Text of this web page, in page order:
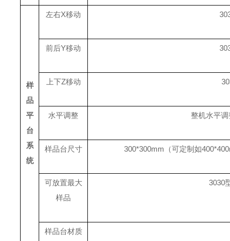
样
品
平
台
系
统
左右X移动
前后Y移动
上下Z移动
水平调整 整机水平
样品台尺寸 300*300mm（可定制如
可放置最大
样品
3030
样品台材质